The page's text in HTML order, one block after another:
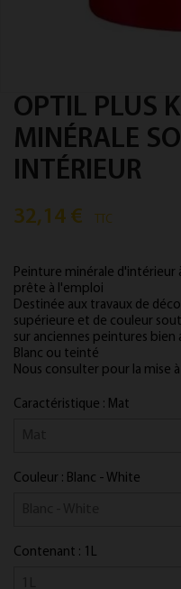
OPTIL PLUS
MINÉRALE
INTÉRIEUR
32,14 € TTC
Peinture minérale d'intérieur
prête à l'emploi
Destinée aux travaux de
supérieure et de couleur
sur anciennes peintures bien
Blanc ou teinté
Nous consulter pour la mise
Caractéristique : Mat
Couleur : Blanc - White
Contenant : 1L